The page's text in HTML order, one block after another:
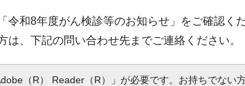
和8年度がん検診等のお知らせ」をご確認くだ
、下記の問い合わせ先までご連絡ください。
（R） Reader（R）」が必要です。お持ちでない